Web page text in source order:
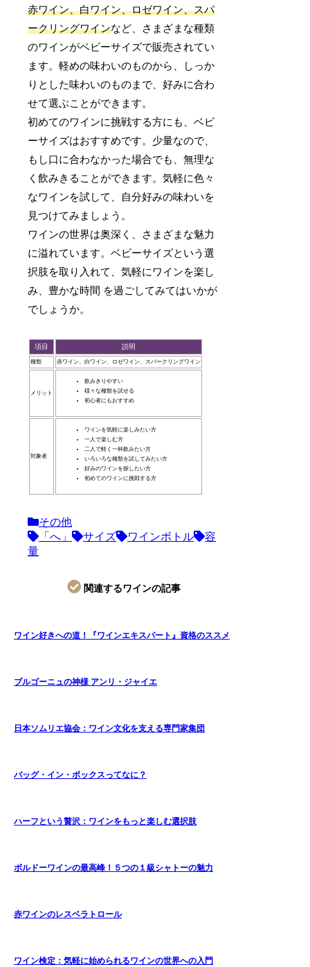
赤ワイン、白ワイン、ロゼワイン、スパ
ークリングワインなど、さまざまな種類
のワインがベビーサイズで販売されてい
ます。軽めの味わいのものから、しっか
りとした味わいのものまで、好みに合わ
せて選ぶことができます。
初めてのワインに挑戦する方にも、ベビ
ーサイズはおすすめです。少量なので、
もし口に合わなかった場合でも、無理な
く飲みきることができます。気軽に色々
なワインを試して、自分好みの味わいを
見つけてみましょう。
ワインの世界は奥深く、さまざまな魅力
に溢れています。ベビーサイズという選
択肢を取り入れて、気軽にワインを楽し
み、豊かな時間 を過ごしてみてはいかが
でしょうか。
項目 説明
種類 赤ワイン、白ワイン、ロゼワイン、スパークリングワイン
メリット
飲みきりやすい
様々な種類を試せる
初心者にもおすすめ
対象者
ワインを気軽に楽しみたい方
一人で楽しむ方
二人で軽く一杯飲みたい方
いろいろな種類を試してみたい方
好みのワインを探したい方
初めてのワインに挑戦する方
その他
「へ」
サイズ ワインボトル
容
量
関連するワインの記事
ワイン好きへの道！『ワインエキスパート』資格のススメ
ブルゴーニュの神様 アンリ・ジャイエ
日本ソムリエ協会：ワイン文化を支える専門家集団
バッグ・イン・ボックスってなに？
ハーフという贅沢：ワインをもっと楽しむ選択肢
ボルドーワインの最高峰！５つの１級シャトーの魅力
赤ワインのレスベラトロール
ワイン検定：気軽に始められるワインの世界への入門